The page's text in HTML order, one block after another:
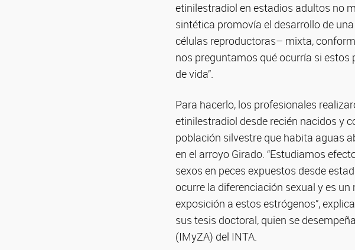
etinilestradiol en estadios adultos no
sintética promovía el desarrollo de
células reproductoras– mixta,
nos preguntamos qué ocurría si
de vida”.
Para hacerlo, los profesionales
etinilestradiol desde recién nacidos y
población silvestre que habita aguas
en el arroyo Girado. “Estudiamos
sexos en peces expuestos desde
ocurre la diferenciación sexual y es
exposición a estos estrógenos”,
sus tesis doctoral, quien se
(IMyZA) del INTA.